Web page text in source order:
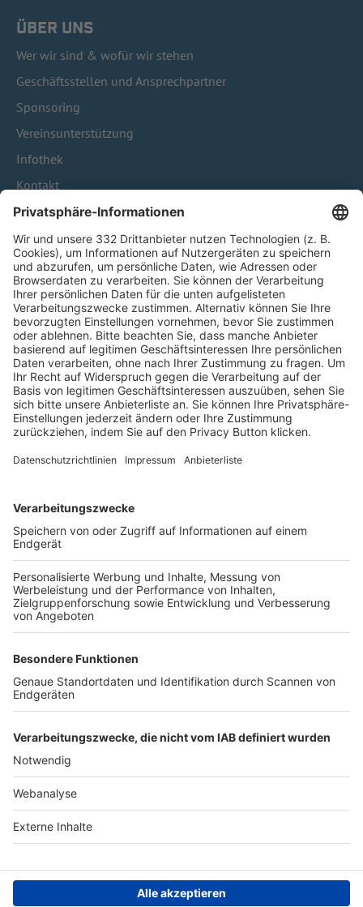
ÜBER UNS
Wer wir sind & wofür wir stehen
Geschäftsstellen und Ansprechpartner
Sponsoring
Vereinsunterstützung
Infothek
Kontakt
HÄUFIG BESUCHTE SEITEN
Pässe und Vereinswechsel
Trainerausbildung
Schulungsangebot Vereinsmitarbeiter
BFV-Geschäftsstellen
Trainerbörse
Login SpielPlus
FOLGE DEM BFV
TOP-VEREINE
TOP-PARTNER
Nutzungsbedingungen Datenschutz Impressum